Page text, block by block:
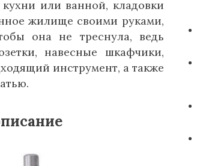
или ванной, кладовки
жилище своими руками,
она не треснула, ведь
навесные шкафчики,
инструмент, а также